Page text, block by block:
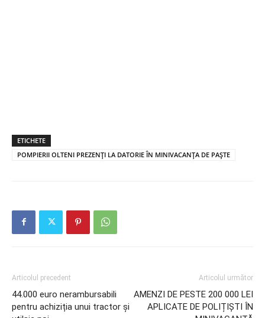
ETICHETE
POMPIERII OLTENI PREZENȚI LA DATORIE ÎN MINIVACANȚA DE PAȘTE
Articolul precedent
44.000 euro nerambursabili
pentru achiziția unui tractor și
Articolul următor
AMENZI DE PESTE 200 000 LEI
APLICATE DE POLIȚIȘTI ÎN